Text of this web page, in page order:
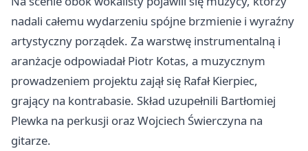
nadali całemu wydarzeniu spójne brzmienie i wyraźny
artystyczny porządek. Za warstwę instrumentalną i
aranżacje odpowiadał Piotr Kotas, a muzycznym
prowadzeniem projektu zajął się Rafał Kierpiec,
grający na kontrabasie. Skład uzupełnili Bartłomiej
Plewka na perkusji oraz Wojciech Świerczyna na
gitarze.